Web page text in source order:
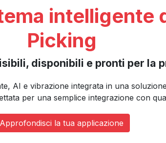
intelligente
Picking
disponibili e pronti per la
AI e vibrazione integrata in una
per una semplice integrazione con
Approfondisci la tua applicazione